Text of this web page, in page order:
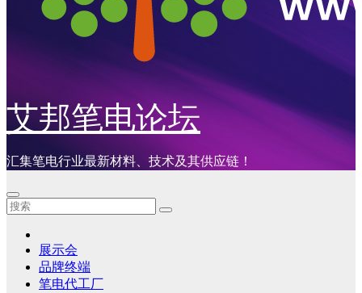
艾邦笔电论坛
汇集笔电行业最新材料、技术及其供应链！
展示会
品牌终端
笔电代工厂